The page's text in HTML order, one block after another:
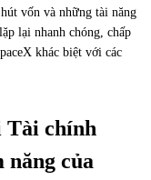
vốn và những tài năng
lại nhanh chóng, chấp
khác biệt với các
Tài chính
năng của